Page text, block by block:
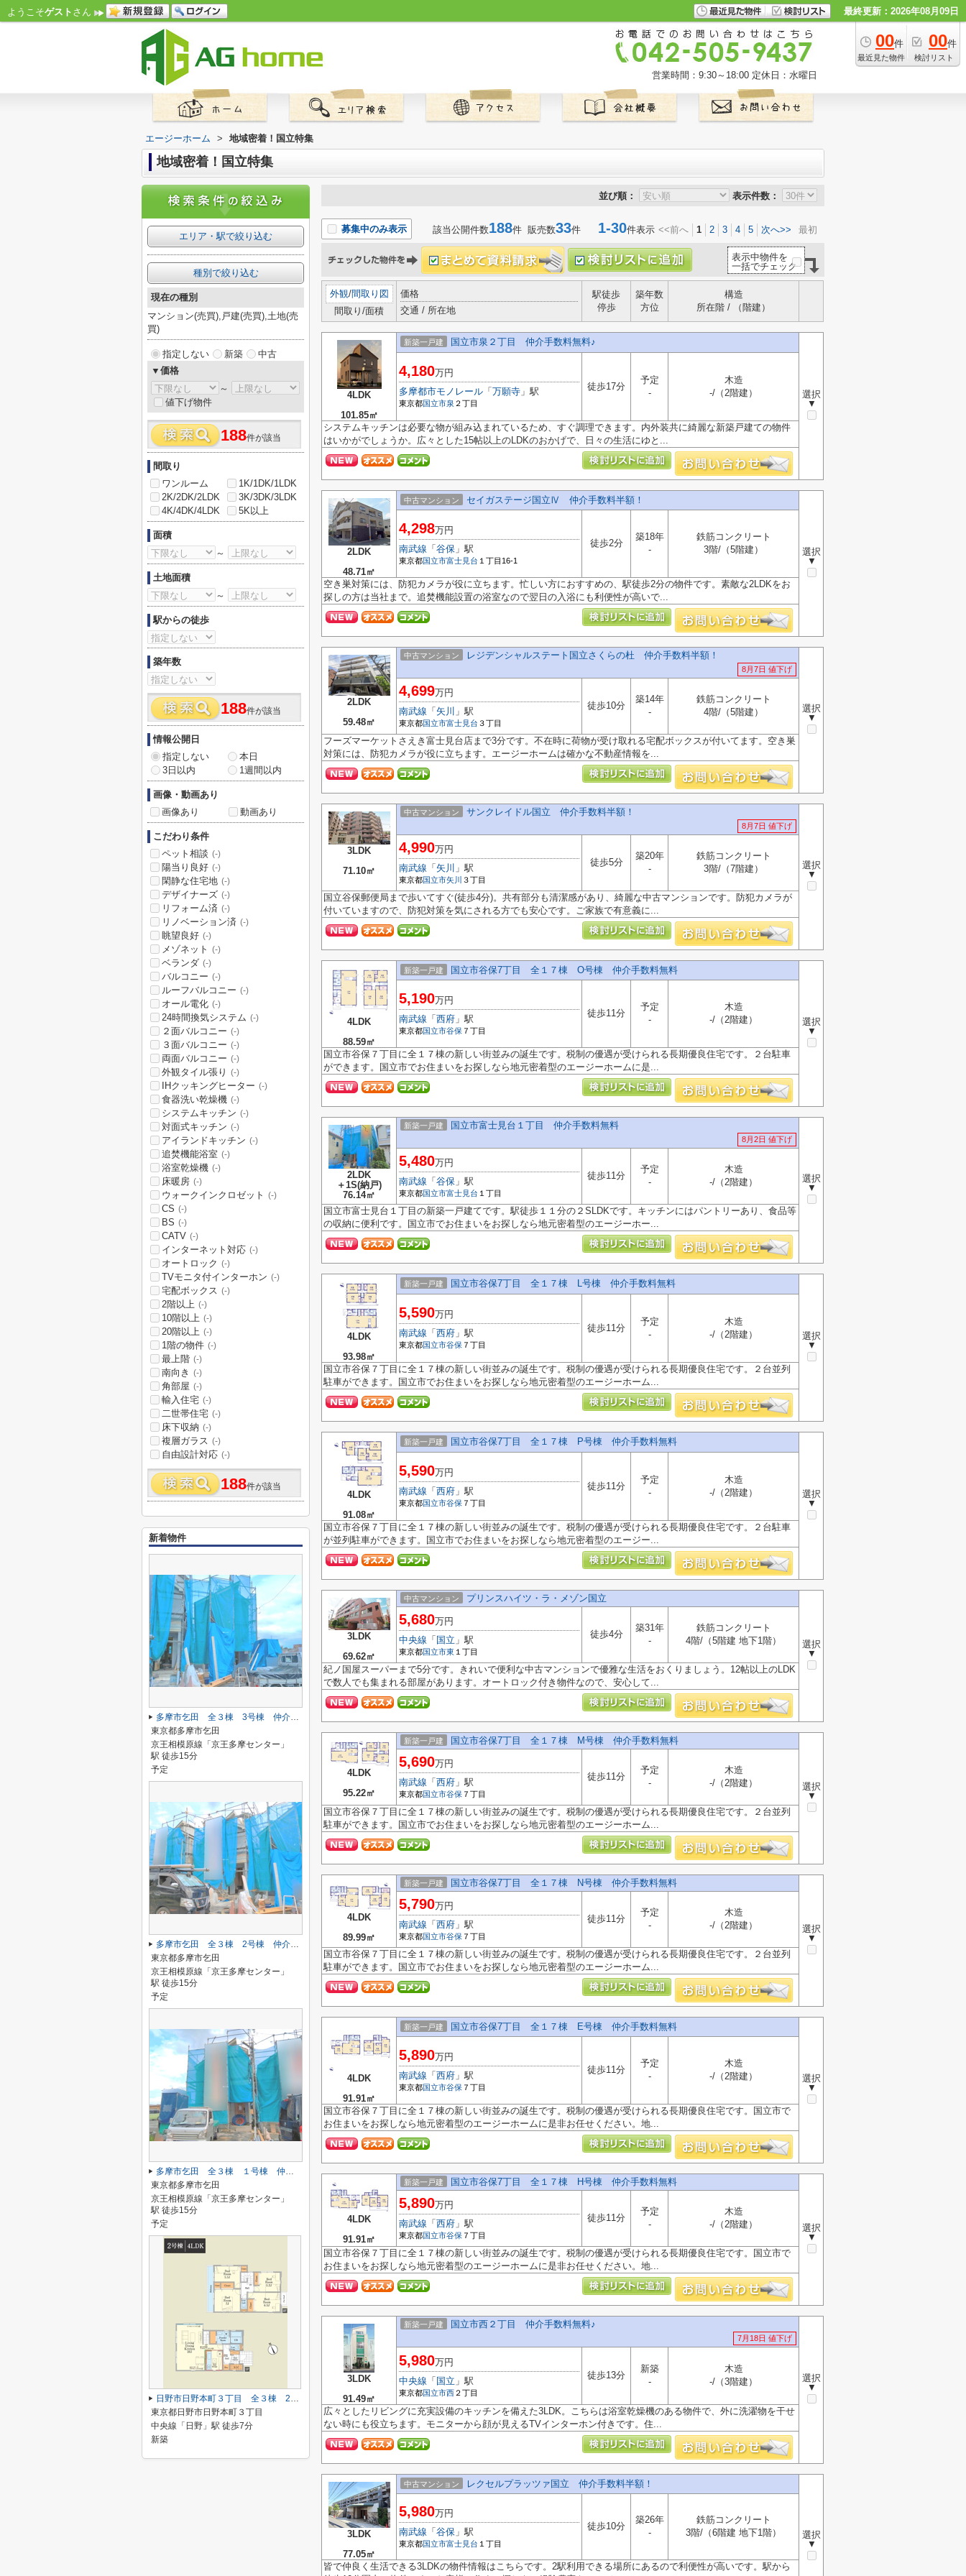
ようこそゲスト さん 最終更新：2026年08月09日
00件
最近見た物件
00件
検討リスト
営業時間：9:30～18:00 定休日：水曜日
エージーホーム > 地域密着！国立特集
地域密着！国立特集
並び順： 表示件数：
募集中のみ表示 該当公開件数188件 販売数33件 1-30件表示 <<前へ 1 2 3 4 5 次へ>> 最初
表示中物件を
一括でチェック
外観/間取り図
間取り/面積
価格
交通 / 所在地
駅徒歩
停歩
築年数
方位
構造
所在階 / （階建）
4LDK
101.85㎡
新築一戸建 国立市泉２丁目 仲介手数料無料♪
選択
▼
4,180万円
多摩都市モノレール 「 万願寺 」駅
東京都国立市泉 ２丁目
徒歩17分
予定
-
木造
-/（2階建）
システムキッチンは必要な物が組み込まれているため、すぐ調理できます。内外装共に綺麗な新築戸建ての物件
はいかがでしょうか。広々とした15帖以上のLDKのおかげで、日々の生活にゆと...
2LDK
48.71㎡
中古マンション セイガステージ国立Ⅳ 仲介手数料半額！
選択
▼
4,298万円
南武線 「 谷保 」駅
東京都国立市富士見台 １丁目16-1
徒歩2分
築18年
-
鉄筋コンクリート
3階/（5階建）
空き巣対策には、防犯カメラが役に立ちます。忙しい方におすすめの、駅徒歩2分の物件です。素敵な2LDKをお
探しの方は当社まで。追焚機能設置の浴室なので翌日の入浴にも利便性が高いで...
2LDK
59.48㎡
中古マンション レジデンシャルステート国立さくらの杜 仲介手数料半額！
8月7日 値下げ
選択
▼
4,699万円
南武線 「 矢川 」駅
東京都国立市富士見台 ３丁目
徒歩10分
築14年
-
鉄筋コンクリート
4階/（5階建）
フーズマーケットさえき富士見台店まで3分です。不在時に荷物が受け取れる宅配ボックスが付いてます。空き巣
対策には、防犯カメラが役に立ちます。エージーホームは確かな不動産情報を...
3LDK
71.10㎡
中古マンション サンクレイドル国立 仲介手数料半額！
8月7日 値下げ
選択
▼
4,990万円
南武線 「 矢川 」駅
東京都国立市矢川 ３丁目
徒歩5分
築20年
-
鉄筋コンクリート
3階/（7階建）
国立谷保郵便局まで歩いてすぐ(徒歩4分)。共有部分も清潔感があり、綺麗な中古マンションです。防犯カメラが
付いていますので、防犯対策を気にされる方でも安心です。ご家族で有意義に...
4LDK
88.59㎡
新築一戸建 国立市谷保7丁目 全１７棟 O号棟 仲介手数料無料
選択
▼
5,190万円
南武線 「 西府 」駅
東京都国立市谷保 ７丁目
徒歩11分
予定
-
木造
-/（2階建）
国立市谷保７丁目に全１７棟の新しい街並みの誕生です。税制の優遇が受けられる長期優良住宅です。２台駐車
ができます。国立市でお住まいをお探しなら地元密着型のエージーホームに是...
2LDK
＋1S(納戸)
76.14㎡
新築一戸建 国立市富士見台１丁目 仲介手数料無料
8月2日 値下げ
選択
▼
5,480万円
南武線 「 谷保 」駅
東京都国立市富士見台 １丁目
徒歩11分
予定
-
木造
-/（2階建）
国立市富士見台１丁目の新築一戸建てです。駅徒歩１１分の２SLDKです。キッチンにはパントリーあり、食品等
の収納に便利です。国立市でお住まいをお探しなら地元密着型のエージーホー...
4LDK
93.98㎡
新築一戸建 国立市谷保7丁目 全１７棟 L号棟 仲介手数料無料
選択
▼
5,590万円
南武線 「 西府 」駅
東京都国立市谷保 ７丁目
徒歩11分
予定
-
木造
-/（2階建）
国立市谷保７丁目に全１７棟の新しい街並みの誕生です。税制の優遇が受けられる長期優良住宅です。２台並列
駐車ができます。国立市でお住まいをお探しなら地元密着型のエージーホーム...
4LDK
91.08㎡
新築一戸建 国立市谷保7丁目 全１７棟 P号棟 仲介手数料無料
選択
▼
5,590万円
南武線 「 西府 」駅
東京都国立市谷保 ７丁目
徒歩11分
予定
-
木造
-/（2階建）
国立市谷保７丁目に全１７棟の新しい街並みの誕生です。税制の優遇が受けられる長期優良住宅です。２台駐車
が並列駐車ができます。国立市でお住まいをお探しなら地元密着型のエージー...
3LDK
69.62㎡
中古マンション プリンスハイツ・ラ・メゾン国立
選択
▼
5,680万円
中央線 「 国立 」駅
東京都国立市東 １丁目
徒歩4分
築31年
-
鉄筋コンクリート
4階/（5階建 地下1階）
紀ノ国屋スーパーまで5分です。きれいで便利な中古マンションで優雅な生活をおくりましょう。12帖以上のLDK
で数人でも集まれる部屋があります。オートロック付き物件なので、安心して...
4LDK
95.22㎡
新築一戸建 国立市谷保7丁目 全１７棟 M号棟 仲介手数料無料
選択
▼
5,690万円
南武線 「 西府 」駅
東京都国立市谷保 ７丁目
徒歩11分
予定
-
木造
-/（2階建）
国立市谷保７丁目に全１７棟の新しい街並みの誕生です。税制の優遇が受けられる長期優良住宅です。２台並列
駐車ができます。国立市でお住まいをお探しなら地元密着型のエージーホーム...
4LDK
89.99㎡
新築一戸建 国立市谷保7丁目 全１７棟 N号棟 仲介手数料無料
選択
▼
5,790万円
南武線 「 西府 」駅
東京都国立市谷保 ７丁目
徒歩11分
予定
-
木造
-/（2階建）
国立市谷保７丁目に全１７棟の新しい街並みの誕生です。税制の優遇が受けられる長期優良住宅です。２台並列
駐車ができます。国立市でお住まいをお探しなら地元密着型のエージーホーム...
4LDK
91.91㎡
新築一戸建 国立市谷保7丁目 全１７棟 E号棟 仲介手数料無料
選択
▼
5,890万円
南武線 「 西府 」駅
東京都国立市谷保 ７丁目
徒歩11分
予定
-
木造
-/（2階建）
国立市谷保７丁目に全１７棟の新しい街並みの誕生です。税制の優遇が受けられる長期優良住宅です。国立市で
お住まいをお探しなら地元密着型のエージーホームに是非お任せください。地...
4LDK
91.91㎡
新築一戸建 国立市谷保7丁目 全１７棟 H号棟 仲介手数料無料
選択
▼
5,890万円
南武線 「 西府 」駅
東京都国立市谷保 ７丁目
徒歩11分
予定
-
木造
-/（2階建）
国立市谷保７丁目に全１７棟の新しい街並みの誕生です。税制の優遇が受けられる長期優良住宅です。国立市で
お住まいをお探しなら地元密着型のエージーホームに是非お任せください。地...
3LDK
91.49㎡
新築一戸建 国立市西２丁目 仲介手数料無料♪
7月18日 値下げ
選択
▼
5,980万円
中央線 「 国立 」駅
東京都国立市西 ２丁目
徒歩13分
新築
-
木造
-/（3階建）
広々としたリビングに充実設備のキッチンを備えた3LDK。こちらは浴室乾燥機のある物件で、外に洗濯物を干せ
ない時にも役立ちます。モニターから顔が見えるTVインターホン付きです。住...
3LDK
77.05㎡
中古マンション レクセルプラッツァ国立 仲介手数料半額！
選択
▼
5,980万円
南武線 「 谷保 」駅
東京都国立市富士見台 １丁目
徒歩10分
築26年
-
鉄筋コンクリート
3階/（6階建 地下1階）
皆で仲良く生活できる3LDKの物件情報はこちらです。2駅利用できる場所にあるので利便性が高いです。駅から
エリア・駅で絞り込む
種別で絞り込む
現在の種別
マンション(売買),戸建(売買),土地(売
買)
指定しない 新築
中古
▼価格
～
値下げ物件
188件が該当
間取り
ワンルーム
1K/1DK/1LDK
2K/2DK/2LDK
3K/3DK/3LDK
4K/4DK/4LDK
5K以上
面積
～
土地面積
～
駅からの徒歩
築年数
188件が該当
情報公開日
指定しない
本日
3日以内
1週間以内
画像・動画あり
画像あり
動画あり
こだわり条件
ペット相談 (-)
陽当り良好 (-)
閑静な住宅地 (-)
デザイナーズ (-)
リフォーム済 (-)
リノベーション済 (-)
眺望良好 (-)
メゾネット (-)
ベランダ (-)
バルコニー (-)
ルーフバルコニー (-)
オール電化 (-)
24時間換気システム (-)
２面バルコニー (-)
３面バルコニー (-)
両面バルコニー (-)
外観タイル張り (-)
IHクッキングヒーター (-)
食器洗い乾燥機 (-)
システムキッチン (-)
対面式キッチン (-)
アイランドキッチン (-)
追焚機能浴室 (-)
浴室乾燥機 (-)
床暖房 (-)
ウォークインクロゼット (-)
CS (-)
BS (-)
CATV (-)
インターネット対応 (-)
オートロック (-)
TVモニタ付インターホン (-)
宅配ボックス (-)
2階以上 (-)
10階以上 (-)
20階以上 (-)
1階の物件 (-)
最上階 (-)
南向き (-)
角部屋 (-)
輸入住宅 (-)
二世帯住宅 (-)
床下収納 (-)
複層ガラス (-)
自由設計対応 (-)
188件が該当
新着物件
多摩市乞田 全３棟 3号棟 仲介手数料無料
東京都多摩市乞田
京王相模原線「京王多摩センター」
駅 徒歩15分
予定
多摩市乞田 全３棟 2号棟 仲介手数料無料
東京都多摩市乞田
京王相模原線「京王多摩センター」
駅 徒歩15分
予定
多摩市乞田 全３棟 １号棟 仲介手数料無料
東京都多摩市乞田
京王相模原線「京王多摩センター」
駅 徒歩15分
予定
日野市日野本町３丁目 全３棟 2号棟 仲介手数料無料
東京都日野市日野本町３丁目
中央線「日野」駅 徒歩7分
新築